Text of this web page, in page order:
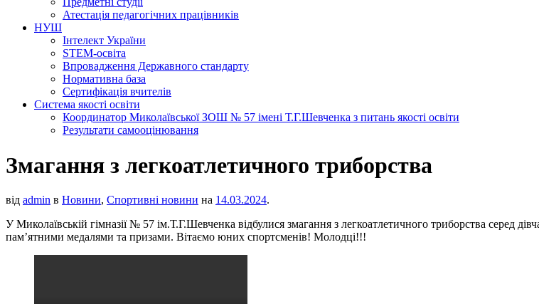
Атестація педагогічних працівників
НУШ
Інтелект України
STEM-освіта
Впровадження Державного стандарту
Нормативна база
Сертифікація вчителів
Система якості освіти
Координатор Миколаївської ЗОШ № 57 імені Т.Г.Шевченка з питань якості освіти
Результати самооцінювання
Змагання з легкоатлетичного триборства
від admin в Новини, Спортивні новини на 14.03.2024.
У Миколаївській гімназії № 57 ім.Т.Г.Шевченка відбулися змагання з легкоатлетичного триборства серед
пам’ятними медалями та призами. Вітаємо юних спортсменів! Молодці!!!